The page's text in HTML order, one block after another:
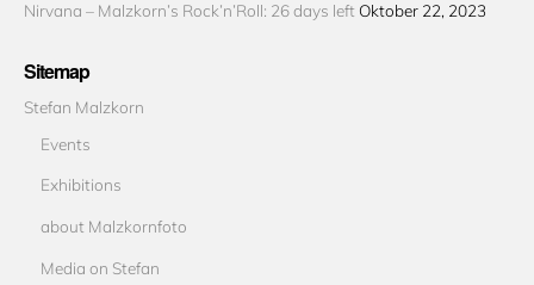
Nirvana – Malzkorn’s Rock’n’Roll: 26 days left Oktober 22, 2023
Sitemap
Stefan Malzkorn
Events
Exhibitions
about Malzkornfoto
Media on Stefan